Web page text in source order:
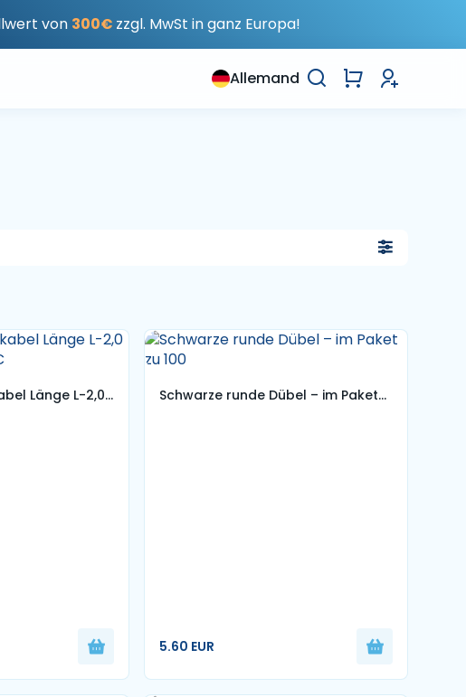
von 300€ zzgl. MwSt in ganz Europa!
Allemand
Länge L-2,0
Schwarze runde Dübel – im Paket
5.60 EUR